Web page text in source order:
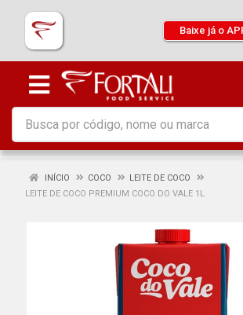
Baixe já o
INÍCIO COCO
LEITE DE COCO
LEITE DE COCO PREMIUM COCO DO VALE 1L